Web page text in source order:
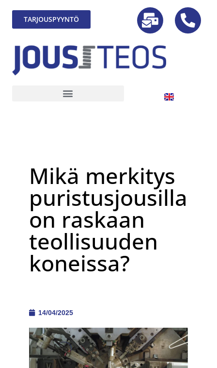
TARJOUSPYYNTÖ
Mikä merkitys
puristusjousilla
on raskaan
teollisuuden
koneissa?
14/04/2025